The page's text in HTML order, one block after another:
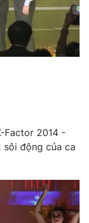
Factor 2014 -
sôi động của ca